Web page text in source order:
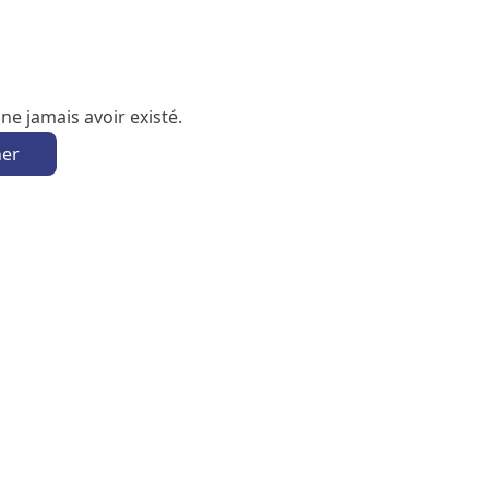
jamais avoir existé.